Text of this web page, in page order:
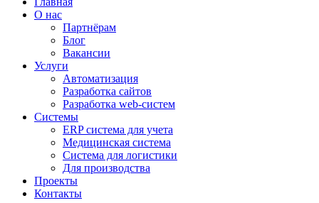
О нас
Партнёрам
Блог
Вакансии
Услуги
Автоматизация
Разработка сайтов
Разработка web-систем
Системы
ERP система для учета
Медицинская система
Система для логистики
Для производства
Проекты
Контакты